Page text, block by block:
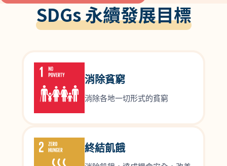
SDGs 永續發展目標
消除貧窮
消除各地一切形式的貧窮
終結飢餓